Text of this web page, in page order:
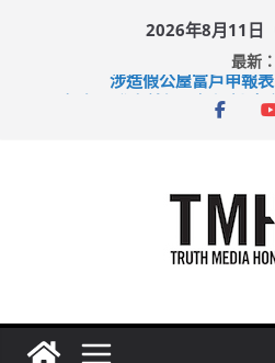
2026年8月11日
最新：
涉造假公屋富戶申報